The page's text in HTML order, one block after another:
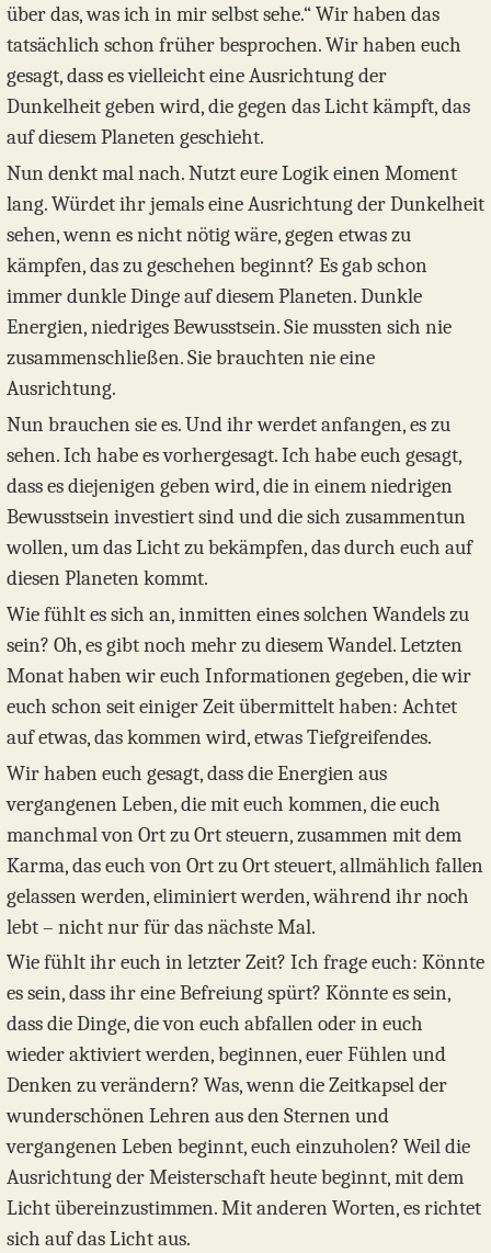
über das, was ich in mir selbst sehe.“ Wir haben das
tatsächlich schon früher besprochen. Wir haben euch
gesagt, dass es vielleicht eine Ausrichtung der
Dunkelheit geben wird, die gegen das Licht kämpft, das
auf diesem Planeten geschieht.
Nun denkt mal nach. Nutzt eure Logik einen Moment
lang. Würdet ihr jemals eine Ausrichtung der Dunkelheit
sehen, wenn es nicht nötig wäre, gegen etwas zu
kämpfen, das zu geschehen beginnt? Es gab schon
immer dunkle Dinge auf diesem Planeten. Dunkle
Energien, niedriges Bewusstsein. Sie mussten sich nie
zusammenschließen. Sie brauchten nie eine
Ausrichtung.
Nun brauchen sie es. Und ihr werdet anfangen, es zu
sehen. Ich habe es vorhergesagt. Ich habe euch gesagt,
dass es diejenigen geben wird, die in einem niedrigen
Bewusstsein investiert sind und die sich zusammentun
wollen, um das Licht zu bekämpfen, das durch euch auf
diesen Planeten kommt.
Wie fühlt es sich an, inmitten eines solchen Wandels zu
sein? Oh, es gibt noch mehr zu diesem Wandel. Letzten
Monat haben wir euch Informationen gegeben, die wir
euch schon seit einiger Zeit übermittelt haben: Achtet
auf etwas, das kommen wird, etwas Tiefgreifendes.
Wir haben euch gesagt, dass die Energien aus
vergangenen Leben, die mit euch kommen, die euch
manchmal von Ort zu Ort steuern, zusammen mit dem
Karma, das euch von Ort zu Ort steuert, allmählich fallen
gelassen werden, eliminiert werden, während ihr noch
lebt – nicht nur für das nächste Mal.
Wie fühlt ihr euch in letzter Zeit? Ich frage euch: Könnte
es sein, dass ihr eine Befreiung spürt? Könnte es sein,
dass die Dinge, die von euch abfallen oder in euch
wieder aktiviert werden, beginnen, euer Fühlen und
Denken zu verändern? Was, wenn die Zeitkapsel der
wunderschönen Lehren aus den Sternen und
vergangenen Leben beginnt, euch einzuholen? Weil die
Ausrichtung der Meisterschaft heute beginnt, mit dem
Licht übereinzustimmen. Mit anderen Worten, es richtet
sich auf das Licht aus.